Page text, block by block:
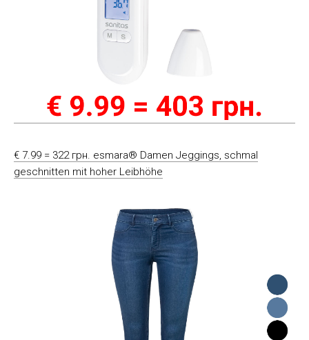
€ 7.99 = 322 грн. esmara® Damen Jeggings, schmal
geschnitten mit hoher Leibhöhe